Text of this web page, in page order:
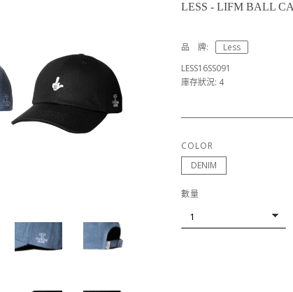
LESS - LIFM BALL
品 牌:
Less
LESS16SS091
庫存狀況: 4
COLOR
DENIM
數量